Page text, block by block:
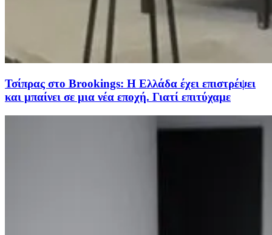
Τσίπρας στο Brookings: Η Ελλάδα έχει επιστρέψει
και μπαίνει σε μια νέα εποχή. Γιατί επιτύχαμε